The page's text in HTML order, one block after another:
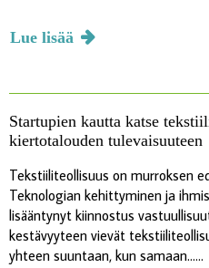
Lue lisää
Startupien kautta katse
kiertotalouden tulevaisuuteen
Tekstiiliteollisuus on murroksen
Teknologian kehittyminen ja
lisääntynyt kiinnostus
kestävyyteen vievät
yhteen suuntaan, kun samaan......